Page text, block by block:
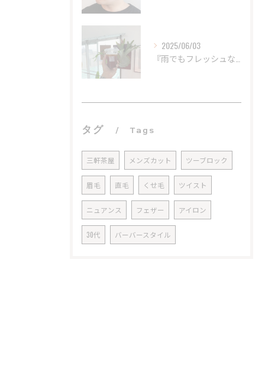
2025/06/03
タグ Tags
三軒茶屋 メンズカット ツーブロック
眉毛 直毛 くせ毛 ツイスト
ニュアンス フェザー アイロン
30代 バーバースタイル